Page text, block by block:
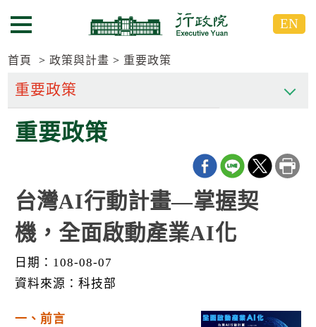
到
要
區
到
要
區
選單按鈕 EN
首頁 政策與計畫 重要政策
重要政策
台灣AI行動計畫—掌握契
機，全面啟動產業AI化
日期：108-08-07
資料來源：科技部
一、前言